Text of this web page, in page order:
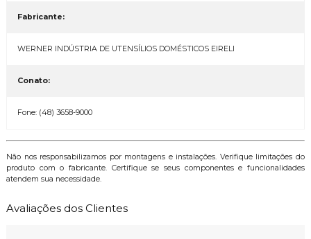
Fabricante:
WERNER INDÚSTRIA DE UTENSÍLIOS DOMÉSTICOS EIRELI
Conato:
Fone: (48) 3658-9000
Não nos responsabilizamos por montagens e instalações. Verifique limitações do
produto com o fabricante. Certifique se seus componentes e funcionalidades
atendem sua necessidade.
Avaliações dos Clientes